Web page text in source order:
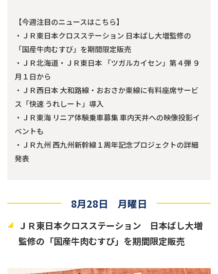
【今週注目のニュースはこちら】
・ＪＲ東日本クロスステーション 日本ばし大増監修の
「国産牛肉むすび」を期間限定販売
・ＪＲ北海道・ＪＲ東日本 「ツガルカイセン」第４弾 ９
月１日から
・ＪＲ西日本 大和路線・おおさか東線に有料座席サービ
ス「快速 うれしート」導入
・ＪＲ東海 リニア体験乗車募集 車内天井への映像投影イ
ベントも
・ＪＲ九州 西九州新幹線１周年記念プロジェクトの詳細
発表
8月28日 月曜日
ＪＲ東日本クロスステーション 日本ばし大増
監修の「国産牛肉むすび」を期間限定販売